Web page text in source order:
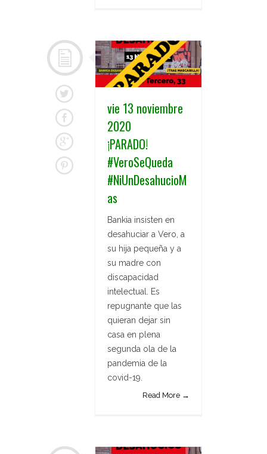
vie 13 noviembre
2020
¡PARADO!
#VeroSeQueda
#NiUnDesahucioM
as
Bankia insisten en
desahuciar a Vero, a
su hija pequeña y a
su madre con
discapacidad
intelectual. Es
repugnante que las
quieran dejar sin
casa en plena
segunda ola de la
pandemia de la
covid-19.
Read More →